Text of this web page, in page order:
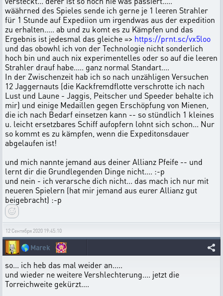
wäährned des Spieles sende ich gerne je 1 leeren Strahler
für 1 Stunde auf Expediion um irgendwas aus der expedition
zu erhalten..... ab und zu komt es zu Kämpfen und das
Ergebnis ist jedesmal das gleiche => https://prnt.sc/vx5loo
und das obowhl ich von der Technologie nicht sonderlich
hoch bin und auch nix experimentelles oder so auf die leeren
Strahler drauf habe..... ganz normal Standart....
In der Zwischenzeit hab ich so nach unzähligen Versuchen
12 Jaggernauts (die Kackfremdflotte verschrotte ich nach
Lust und Laune - Jaggis, Peitscher und Speeder behalte ich
mir) und einige Medaillen gegen Erschöpfung von Mienen,
die ich nach Bedarf einsetzen kann -- so stündlich 1 kleines
u. leicht ersetzbares Schiff aufopfern lohnt sich schon... Nur
so kommt es zu kämpfen, wenn die Expeditonsdauer
abgelaufen ist!
und mich nannte jemand aus deiner Allianz Pfeife -- und
lernt dir die Grundlegenden Dinge nicht.... :-p
und nein - ich verarsche dich nicht... das mach ich nur mit
neueren Spielern (hat mir jemand aus eurer Allianz gut
beigebracht) :-p
12 Сентября 2020 19:45:10
🌎Marek
so... ich heb das mal weider an.....
und wieder ne weitere Vershlechterung.... jetzt die
Torreichweite gekürzt....